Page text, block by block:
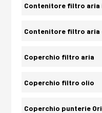
Contenitore filtro aria
Contenitore filtro aria
Coperchio filtro aria
Coperchio filtro olio
Coperchio punterie